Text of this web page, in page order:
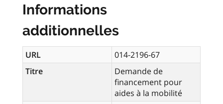
Informations
additionnelles
URL
014-2196-67
Titre
Demande de
financement pour
aides à la mobilité